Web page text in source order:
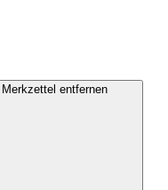
entfernen